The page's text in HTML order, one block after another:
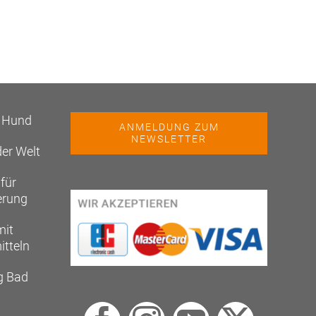
Welt
Bad
ANMELDUNG ZUM
NEWSLETTER